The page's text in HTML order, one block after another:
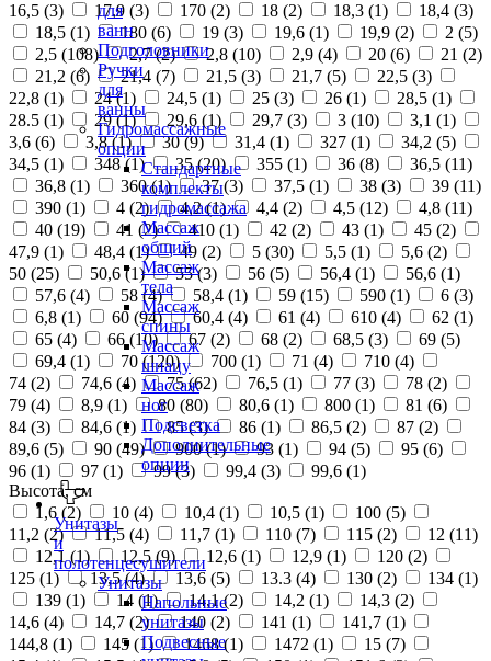
для
ванн
Подголовники
Ручки
для
ванны
Гидромассажные
опции
Стандартные
комплекты
гидромассажа
Массаж
общий
Массаж
тела
Массаж
спины
Массаж
шиацу
Массаж
ног
Подсветка
Дополнительные
опции
Унитазы
и
полотенцесушители
Унитазы
Напольные
унитазы
Подвесные
16,5 (3) 17,9 (3) 170 (2) 18 (2) 18,3 (1) 18,4 (3)
18,5 (1) 180 (6) 19 (3) 19,6 (1) 19,9 (2) 2 (5)
2,5 (108) 2,7 (2) 2,8 (10) 2,9 (4) 20 (6) 21 (2)
21,2 (6) 21,4 (7) 21,5 (3) 21,7 (5) 22,5 (3)
22,8 (1) 24 (1) 24,5 (1) 25 (3) 26 (1) 28,5 (1)
28.5 (1) 29 (1) 29,6 (1) 29,7 (3) 3 (10) 3,1 (1)
3,6 (6) 3,8 (1) 30 (9) 31,4 (1) 327 (1) 34,2 (5)
34,5 (1) 348 (1) 35 (20) 355 (1) 36 (8) 36,5 (11)
36,8 (1) 360 (1) 37 (3) 37,5 (1) 38 (3) 39 (11)
390 (1) 4 (2) 4,2 (1) 4,4 (2) 4,5 (12) 4,8 (11)
40 (19) 41 (2) 410 (1) 42 (2) 43 (1) 45 (2)
47,9 (1) 48,4 (1) 49 (2) 5 (30) 5,5 (1) 5,6 (2)
50 (25) 50,6 (1) 55 (3) 56 (5) 56,4 (1) 56,6 (1)
57,6 (4) 58 (4) 58,4 (1) 59 (15) 590 (1) 6 (3)
6,8 (1) 60 (94) 60,4 (4) 61 (4) 610 (4) 62 (1)
65 (4) 66 (10) 67 (2) 68 (2) 68,5 (3) 69 (5)
69,4 (1) 70 (120) 700 (1) 71 (4) 710 (4)
74 (2) 74,6 (4) 75 (62) 76,5 (1) 77 (3) 78 (2)
79 (4) 8,9 (1) 80 (80) 80,6 (1) 800 (1) 81 (6)
84 (3) 84,6 (1) 85 (3) 86 (1) 86,5 (2) 87 (2)
89,6 (5) 90 (49) 900 (1) 93 (1) 94 (5) 95 (6)
96 (1) 97 (1) 99 (3) 99,4 (3) 99,6 (1)
Высота, см
1,6 (2) 10 (4) 10,4 (1) 10,5 (1) 100 (5)
11,2 (2) 11,5 (4) 11,7 (1) 110 (7) 115 (2) 12 (11)
12,1 (1) 12,5 (9) 12,6 (1) 12,9 (1) 120 (2)
125 (1) 13,5 (4) 13,6 (5) 13.3 (4) 130 (2) 134 (1)
139 (1) 14 (1) 14,1 (2) 14,2 (1) 14,3 (2)
14,6 (4) 14,7 (2) 140 (2) 141 (1) 141,7 (1)
144,8 (1) 145 (1) 1468 (1) 1472 (1) 15 (7)